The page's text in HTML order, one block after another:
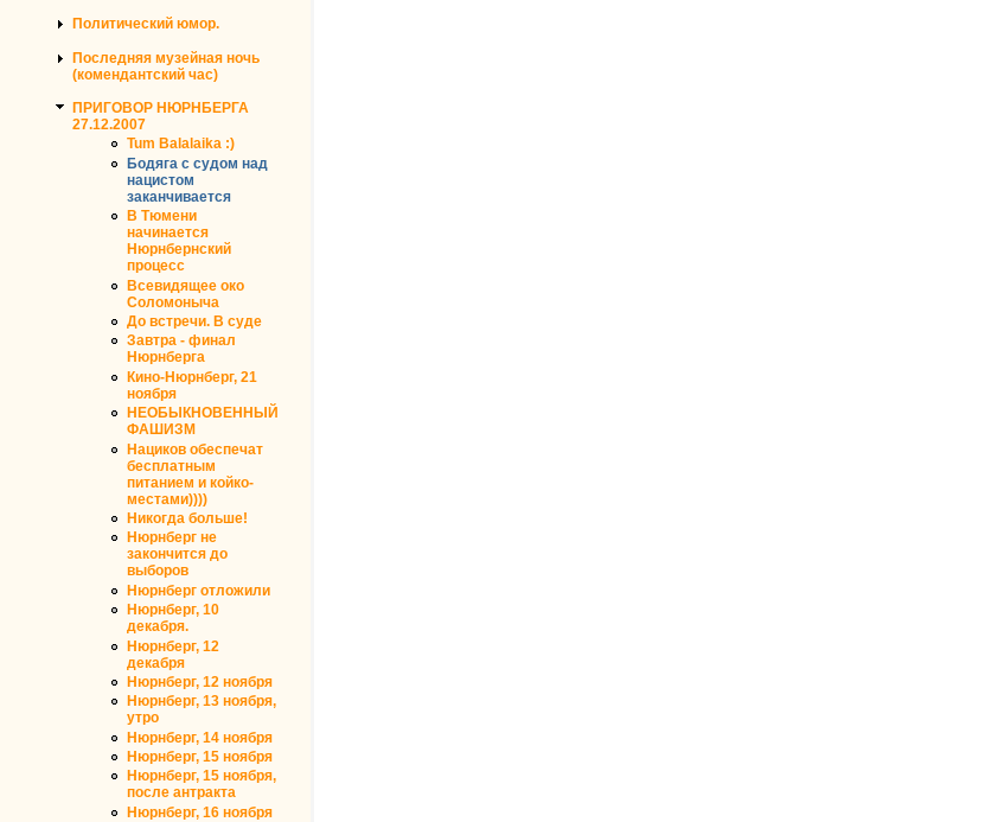
Политический юмор.
Последняя музейная ночь
(комендантский час)
ПРИГОВОР НЮРНБЕРГА
27.12.2007
Tum Balalaika :)
Бодяга с судом над
нацистом
заканчивается
В Тюмени
начинается
Нюрнбернский
процесс
Всевидящее око
Соломоныча
До встречи. В суде
Завтра - финал
Нюрнберга
Кино-Нюрнберг, 21
ноября
НЕОБЫКНОВЕННЫЙ
ФАШИЗМ
Нациков обеспечат
бесплатным
питанием и койко-
местами))))
Никогда больше!
Нюрнберг не
закончится до
выборов
Нюрнберг отложили
Нюрнберг, 10
декабря.
Нюрнберг, 12
декабря
Нюрнберг, 12 ноября
Нюрнберг, 13 ноября,
утро
Нюрнберг, 14 ноября
Нюрнберг, 15 ноября
Нюрнберг, 15 ноября,
после антракта
Нюрнберг, 16 ноября